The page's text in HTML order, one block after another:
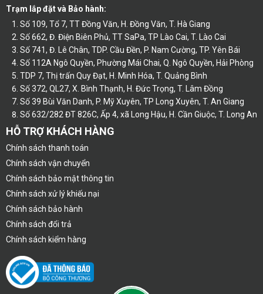
Trạm lắp đặt và Bảo hành:
Số 109, Tổ 7, TT Đồng Văn, H. Đồng Văn, T. Hà Giang
Số 662, Đ. Điện Biên Phủ, TT SaPa, TP Lào Cai, T. Lào Cai
Số 741, Đ. Lê Chân, TDP. Cầu Đền, P. Nam Cường, TP. Yên Bái
Số 112A Ngô Quyền, Phường Mái Chai, Q. Ngô Quyền, Hải Phòng
TDP 7, Thị trấn Quy Đạt, H. Minh Hóa, T. Quảng Bình
Số 372, QL27, X. Bình Thạnh, H. Đức Trọng, T. Lâm Đồng
Số 39 Bùi Văn Danh, P. Mỹ Xuyên, TP Long Xuyên, T. An Giang
Số 632/282 ĐT 826C, Ấp 4, xã Long Hậu, H. Cần Giuộc, T. Long An
HỖ TRỢ KHÁCH HÀNG
Chính sách thanh toán
Chính sách vận chuyển
Chính sách bảo mật thông tin
Chính sách xử lý khiếu nại
Chính sách bảo hành
Chính sách đổi trả
Chính sách kiểm hàng